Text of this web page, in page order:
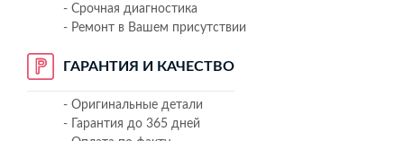
- Срочная диагностика
- Ремонт в Вашем присутствии
ГАРАНТИЯ И КАЧЕСТВО
- Оригинальные детали
- Гарантия до 365 дней